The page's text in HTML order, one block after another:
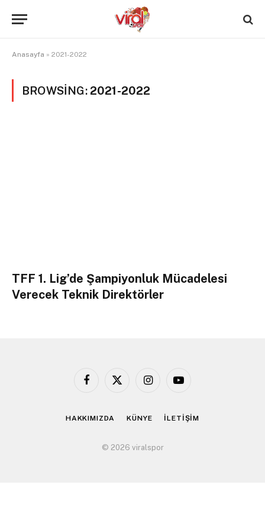
Anasayfa » 2021-2022
BROWSING: 2021-2022
TFF 1. Lig’de Şampiyonluk Mücadelesi
Verecek Teknik Direktörler
Facebook
X
InstagramYouTube
HAKKIMIZDA KÜNYE İLETİŞİM
© 2026 viralspor